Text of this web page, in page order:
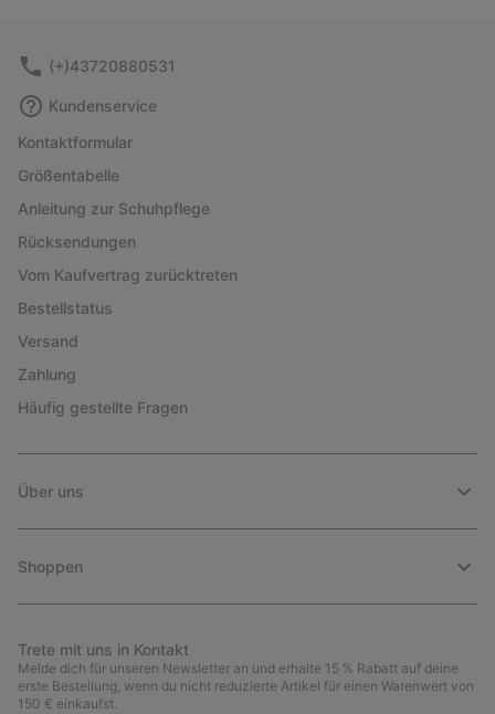
(+)43720880531
Kundenservice
Kontaktformular
Größentabelle
Anleitung zur Schuhpflege
Rücksendungen
Vom Kaufvertrag zurücktreten
Bestellstatus
Versand
Zahlung
Häufig gestellte Fragen
Über uns
Shoppen
Trete mit uns in Kontakt
Melde dich für unseren Newsletter an und erhalte 15 % Rabatt auf deine
erste Bestellung, wenn du nicht reduzierte Artikel für einen Warenwert von
150 € einkaufst.